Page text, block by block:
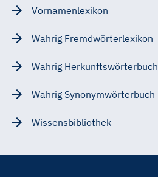
Vornamenlexikon
Wahrig Fremdwörterlexikon
Wahrig Herkunftswörterbuch
Wahrig Synonymwörterbuch
Wissensbibliothek